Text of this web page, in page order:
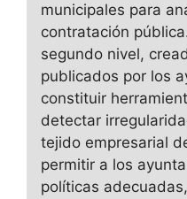
municipales para
contratación
segundo nivel,
publicados por los
constituir
detectar
tejido empresarial
permitir a los
políticas